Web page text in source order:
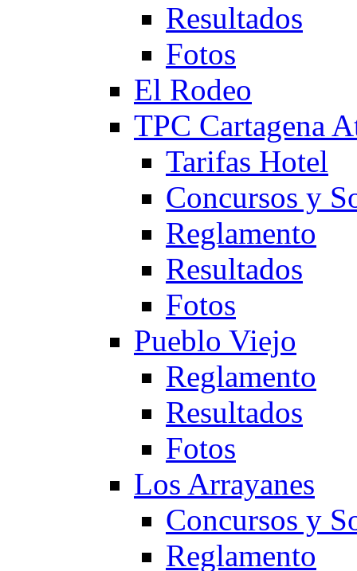
Resultados
Fotos
El Rodeo
TPC Cartagena
Tarifas Hotel
Concursos y
Reglamento
Resultados
Fotos
Pueblo Viejo
Reglamento
Resultados
Fotos
Los Arrayanes
Concursos y
Reglamento